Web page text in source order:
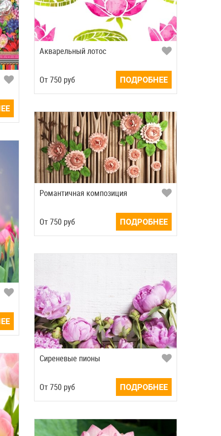
Акварельный лотос
Oт750 руб ПОДРОБНЕЕ
Романтичная композиция
Oт750 руб ПОДРОБНЕЕ
Сиреневые пионы
Oт750 руб ПОДРОБНЕЕ